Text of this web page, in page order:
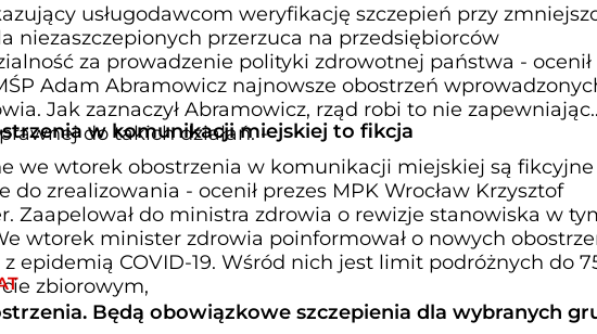
usługodawcom weryfikację szczepień przy
niezaszczepionych przerzuca na przedsiębiorców
za prowadzenie polityki zdrowotnej państwa - ocenił
Adam Abramowicz najnowsze obostrzeń
Jak zaznaczył Abramowicz, rząd robi to nie zapewniając
do takich działań. -
w komunikacji miejskiej to fikcja
we wtorek obostrzenia w komunikacji miejskiej są fikcyjne
do zrealizowania - ocenił prezes MPK Wrocław Krzysztof
Zaapelował do ministra zdrowia o rewizje stanowiska w
wtorek minister zdrowia poinformował o nowych
epidemią COVID-19. Wśród nich jest limit podróżnych do
zbiorowym,
Będą obowiązkowe szczepienia dla wybranych